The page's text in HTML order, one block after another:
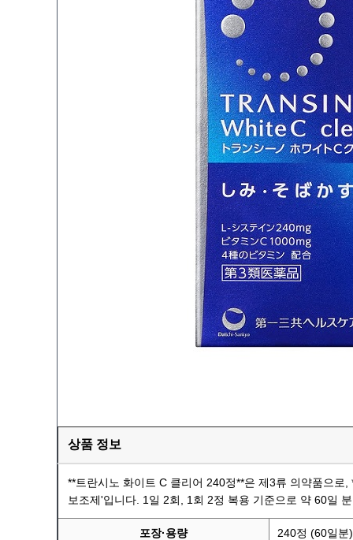
상품 정보
**트란시노 화이트 C 클리어 240정**은 제3류 의약품으로
보조제'입니다. 1일 2회, 1회 2정 복용 기준으로 약 60일
포장·용량 240정 (60일분)